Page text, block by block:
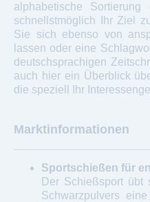
alphabetische
schnellstmöglich Ihr Ziel
Sie sich ebenso von
lassen oder eine
deutschsprachigen
auch hier ein Überblick
die speziell Ihr
Marktinformationen
Sportschießen für
Der Schießsport übt
Schwarzpulvers